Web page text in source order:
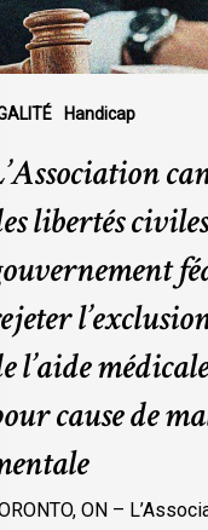
Handicap
libertés
l’aide
cause de
ON –